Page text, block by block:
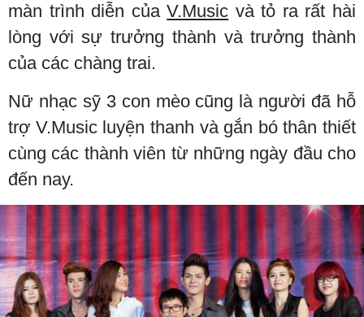
màn trình diễn củaV.Music và tỏ ra rất hài
lòng với sự trưởng thành và trưởng thành
của các chàng trai.
Nữ nhạc sỹ 3 con mèo cũng là người đã hỗ
trợ V.Music luyện thanh và gắn bó thân thiết
cùng các thành viên từ những ngày đầu cho
đến nay.